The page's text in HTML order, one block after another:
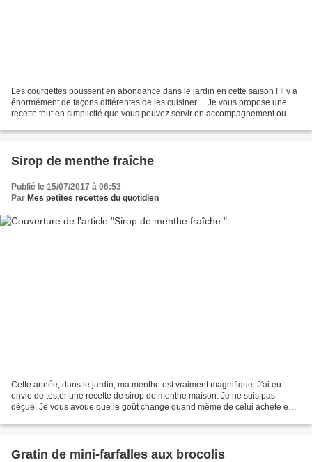
Les courgettes poussent en abondance dans le jardin en cette saison ! Il y a
énormément de façons différentes de les cuisiner ... Je vous propose une
recette tout en simplicité que vous pouvez servir en accompagnement ou en
Sirop de menthe fraîche
Publié le 15/07/2017 à 06:53
Par Mes petites recettes du quotidien
Cette année, dans le jardin, ma menthe est vraiment magnifique. J'ai eu
envie de tester une recette de sirop de menthe maison. Je ne suis pas
déçue. Je vous avoue que le goût change quand même de celui acheté en
Gratin de mini-farfalles aux brocolis